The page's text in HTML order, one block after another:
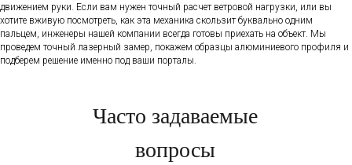
движением руки. Если вам нужен точный расчет ветровой нагрузки, или вы
хотите вживую посмотреть, как эта механика скользит буквально одним
пальцем, инженеры нашей компании всегда готовы приехать на объект. Мы
проведем точный лазерный замер, покажем образцы алюминиевого профиля и
подберем решение именно под ваши порталы.
Часто задаваемые
вопросы